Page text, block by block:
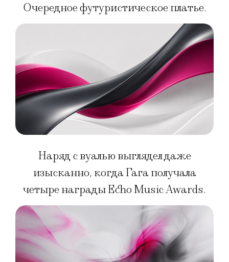
Очередное футуристическое платье.
Наряд с вуалью выглядел даже
изысканно, когда Гага получала
четыре награды Echo Music Awards.